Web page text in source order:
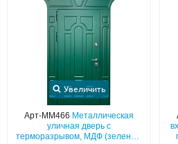
Увеличить
Арт-ММ466 Металлическая
уличная дверь с
терморазрывом, МДФ (зеленый